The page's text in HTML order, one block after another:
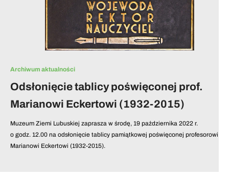
Archiwum aktualności
Odsłonięcie tablicy poświęconej prof.
Marianowi Eckertowi (1932-2015)
Muzeum Ziemi Lubuskiej zaprasza w środę, 19 października 2022 r.
o godz. 12.00 na odsłonięcie tablicy pamiątkowej poświęconej profesorowi
Marianowi Eckertowi (1932-2015).